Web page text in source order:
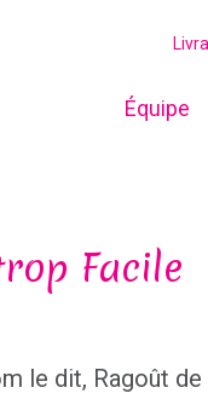
Équipe
Facile
le dit, Ragoût